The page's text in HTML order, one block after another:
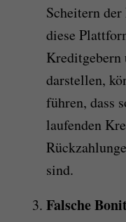
Scheitern
diese
darstellen,
führen, dass
laufenden
sind.
Falsche